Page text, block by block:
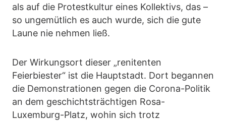
als auf die Protestkultur eines Kollektivs, das –
so ungemütlich es auch wurde, sich die gute
Laune nie nehmen ließ.
Der Wirkungsort dieser „renitenten
Feierbiester“ ist die Hauptstadt. Dort begannen
die Demonstrationen gegen die Corona-Politik
an dem geschichtsträchtigen Rosa-
Luxemburg-Platz, wohin sich trotz